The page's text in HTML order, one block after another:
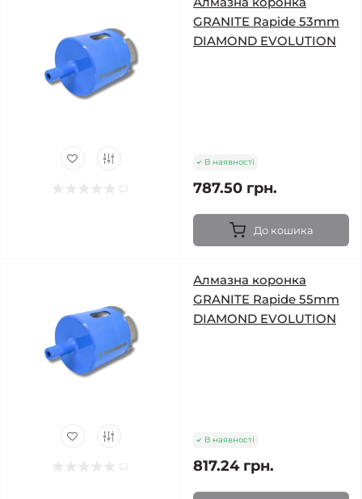
GRANITE Rapide 53mm
DIAMOND EVOLUTION
В наявності
787.50 грн.
До кошика
Алмазна коронка
GRANITE Rapide 55mm
DIAMOND EVOLUTION
В наявності
817.24 грн.